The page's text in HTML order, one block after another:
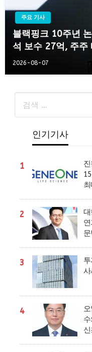
주요 기사
블랙핑크 10주년
석 보수 27억, 주주
2026-08-07
인기기사
1
2
3
사
4